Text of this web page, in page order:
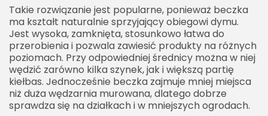
Takie rozwiązanie jest popularne, ponieważ beczka
ma kształt naturalnie sprzyjający obiegowi dymu.
Jest wysoka, zamknięta, stosunkowo łatwa do
przerobienia i pozwala zawiesić produkty na różnych
poziomach. Przy odpowiedniej średnicy można w niej
wędzić zarówno kilka szynek, jak i większą partię
kiełbas. Jednocześnie beczka zajmuje mniej miejsca
niż duża wędzarnia murowana, dlatego dobrze
sprawdza się na działkach i w mniejszych ogrodach.